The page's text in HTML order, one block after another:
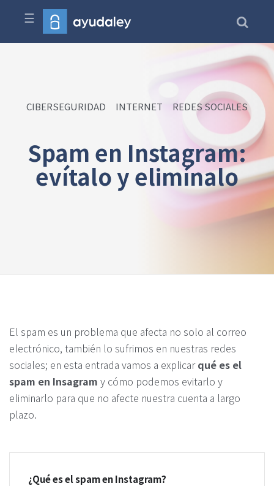
☰
CIBERSEGURIDAD INTERNET REDES SOCIALES
Spam en Instagram:
evítalo y elimínalo
El spam es un problema que afecta no solo al correo
electrónico, también lo sufrimos en nuestras redes
sociales; en esta entrada vamos a explicarqué es el
spam en Insagram y cómo podemos evitarlo y
eliminarlo para que no afecte nuestra cuenta a largo
plazo.
¿Qué es el spam en Instagram?